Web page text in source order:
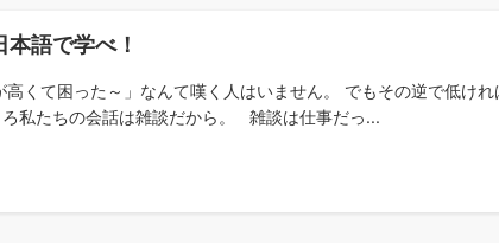
語で学べ！
くて困った～」なんて嘆く人はいません。 でもその逆で低け
私たちの会話は雑談だから。 雑談は仕事だっ...